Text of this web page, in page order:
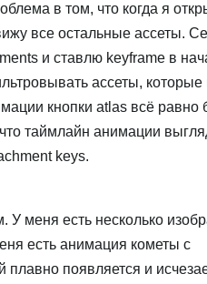
в том, что когда я
все остальные ассеты.
и ставлю keyframe в
ассеты, которые
кнопки atlas всё равно
таймлайн анимации
keys.
У меня есть несколько
есть анимация кометы с
появляется и